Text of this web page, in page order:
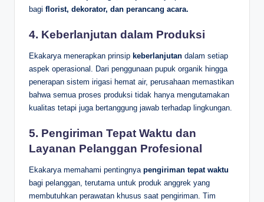
bagi florist, dekorator, dan perancang acara.
4. Keberlanjutan dalam Produksi
Ekakarya menerapkan prinsip keberlanjutan dalam setiap
aspek operasional. Dari penggunaan pupuk organik hingga
penerapan sistem irigasi hemat air, perusahaan memastikan
bahwa semua proses produksi tidak hanya mengutamakan
kualitas tetapi juga bertanggung jawab terhadap lingkungan.
5. Pengiriman Tepat Waktu dan
Layanan Pelanggan Profesional
Ekakarya memahami pentingnya pengiriman tepat waktu
bagi pelanggan, terutama untuk produk anggrek yang
membutuhkan perawatan khusus saat pengiriman. Tim